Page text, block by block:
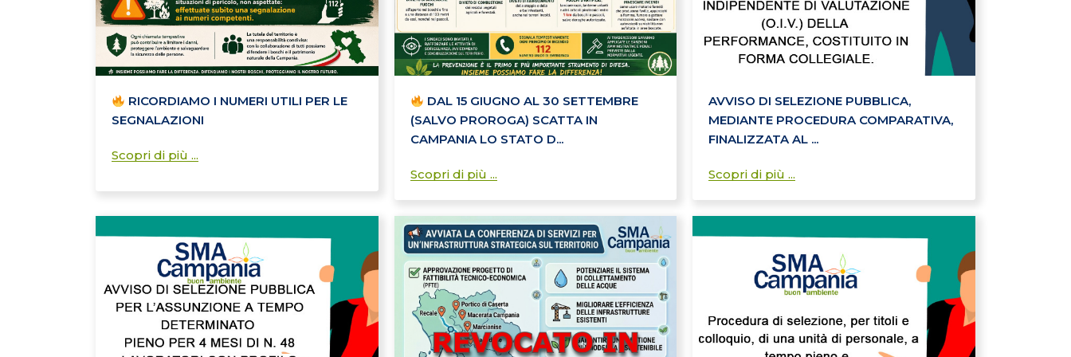
RICORDIAMO I NUMERI UTILI PER LE
SEGNALAZIONI
Scopri di più ...
DAL 15 GIUGNO AL 30 SETTEMBRE
(SALVO PROROGA) SCATTA IN
CAMPANIA LO STATO D...
Scopri di più ...
AVVISO DI SELEZIONE PUBBLICA,
MEDIANTE PROCEDURA COMPARATIVA,
FINALIZZATA AL ...
Scopri di più ...